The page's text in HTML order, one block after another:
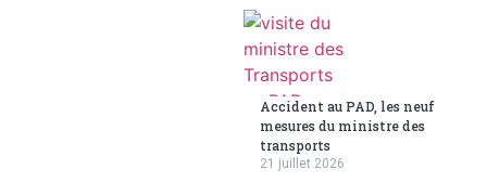
Accident au PAD, les neuf
mesures du ministre des
transports
21 juillet 2026